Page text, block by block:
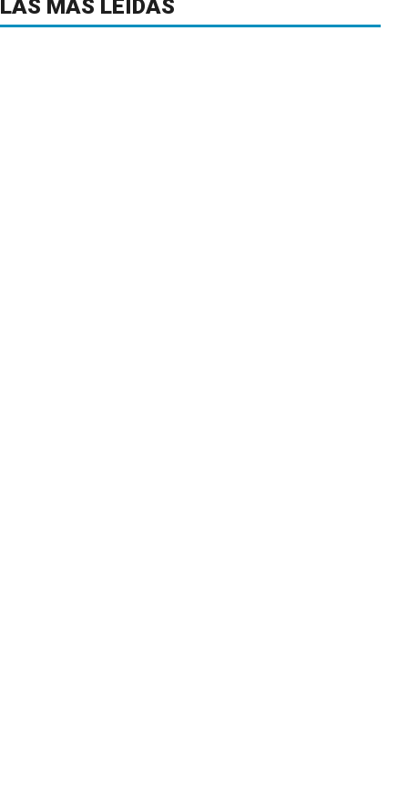
LAS MÁS LEÍDAS